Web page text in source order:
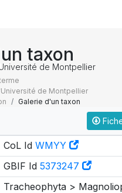
taxon
de Montpellier
de Montpellier
Galerie d'un taxon
CoL Id WMYY
GBIF Id 5373247
Tracheophyta >